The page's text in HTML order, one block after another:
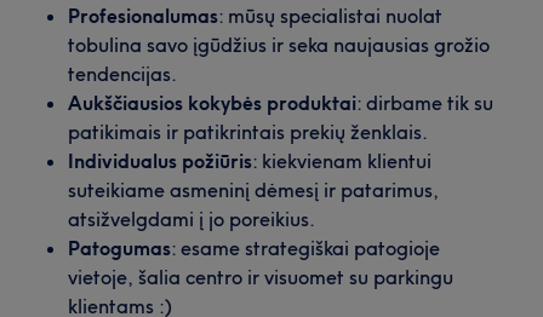
Profesionalumas: mūsų specialistai nuolat
tobulina savo įgūdžius ir seka naujausias grožio
tendencijas.
Aukščiausios kokybės produktai: dirbame tik su
patikimais ir patikrintais prekių ženklais.
Individualus požiūris: kiekvienam klientui
suteikiame asmeninį dėmesį ir patarimus,
atsižvelgdami į jo poreikius.
Patogumas: esame strategiškai patogioje
vietoje, šalia centro ir visuomet su parkingu
klientams :)